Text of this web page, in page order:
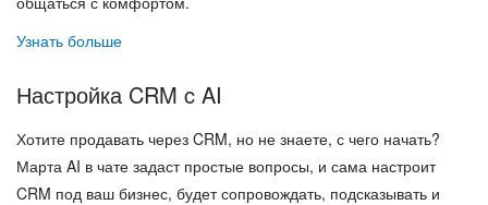
Узнать больше
Настройка CRM c AI
Хотите продавать через CRM, но не знаете, с чего начать?
Марта AI в чате задаст простые вопросы, и сама настроит
CRM под ваш бизнес, будет сопровождать, подсказывать и